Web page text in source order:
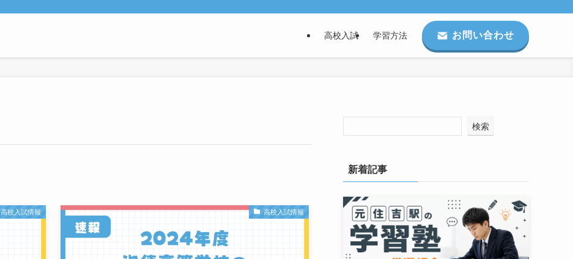
高校入試 学習方法 お問い合わせ
高校入試情報 高校入試情報
検索
新着記事